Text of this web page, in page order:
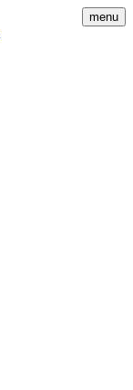
menu